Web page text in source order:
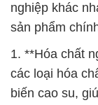
nghiệp khác
sản phẩm
1. **Hóa chất
các loại hóa
biến cao su,